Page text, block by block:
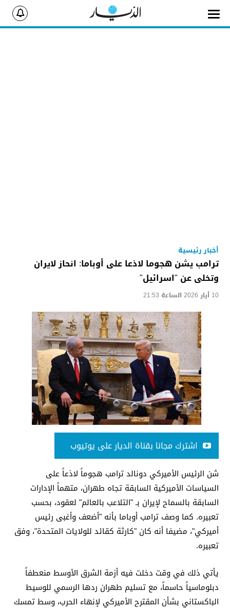
أخبار رئيسية
ترامب يشن هجوما لاذعا على أوباما: انحاز لايران
وتخلى عن "اسرائيل"
10 أيار 2026 الساعة 21:53
اشترك مجانا بقناة الديار على يوتيوب
شن الرئيس الأميركي دونالد ترامب هجوماً لاذعاً على
السياسات الأميركية السابقة تجاه طهران، متهماً الإدارات
السابقة بالسماح لإيران بـ "التلاعب بالعالم" لعقود، بحسب
تعبيره. كما وصف ترامب أوباما بأنه "أضعف وأغبى رئيس
أميركي"، مضيفا أنه كان "كارثة كقائد للولايات المتحدة"، وفق
تعبيره.
يأتي ذلك في وقت دخلت فيه أزمة الشرق الأوسط منعطفاً
دبلوماسياً حاسماً، مع تسليم طهران ردها الرسمي للوسيط
الباكستاني بشأن المقترح الأميركي لإنهاء الحرب، وسط تمسك